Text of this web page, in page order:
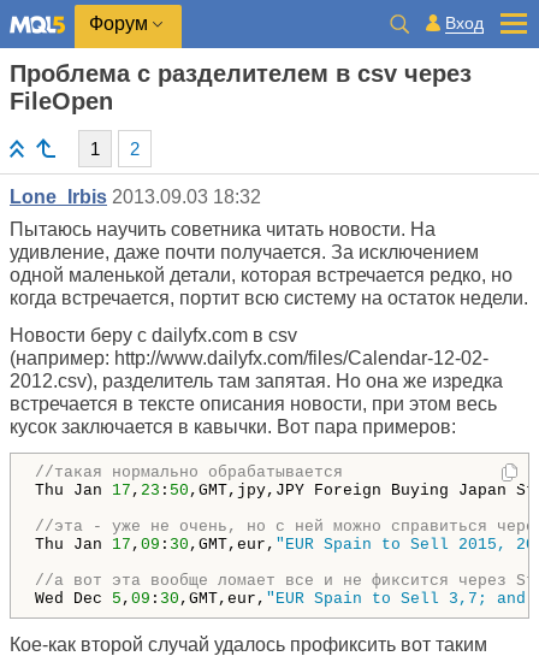
Форум Вход
Проблема с разделителем в csv через
FileOpen
1 2
Lone_Irbis 2013.09.03 18:32
Пытаюсь научить советника читать новости. На
удивление, даже почти получается. За исключением
одной маленькой детали, которая встречается редко, но
когда встречается, портит всю систему на остаток недели.
Новости беру с dailyfx.com в csv
(например: http://www.dailyfx.com/files/Calendar-12-02-
2012.csv), разделитель там запятая. Но она же изредка
встречается в тексте описания новости, при этом весь
кусок заключается в кавычки. Вот пара примеров:
//такая нормально обрабатывается
Thu Jan 17 , 23 : 50 ,GMT,jpy,JPY Foreign Buying Japan
//эта - уже не очень, но с ней можно справиться
Thu Jan 17 , 09 : 30 ,GMT,eur, "EUR Spain to Sell 2015,
//а вот эта вообще ломает все и не фиксится через
Wed Dec 5 , 09 : 30 ,GMT,eur, "EUR Spain to Sell 3,7; and
Кое-как второй случай удалось профиксить вот таким